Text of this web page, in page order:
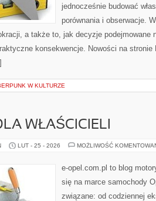
jednocześnie budować
porównania i obserwacje.
a także to, jak decyzje podejmowane
konsekwencje. Nowości na
W KULTURZE
WŁAŚCICIELI
LUT - 25 - 2026 MOŻLIWOŚĆ
e-opel.com.pl to blog
się na marce samochody
związane: od codziennej